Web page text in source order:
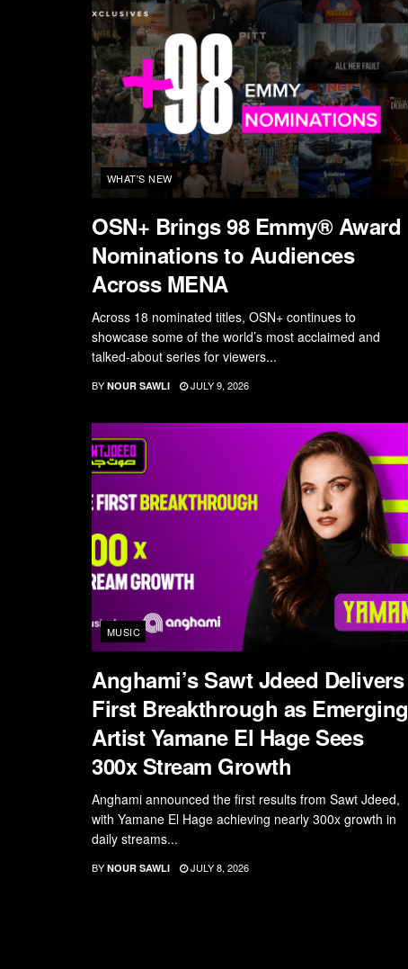
WHAT'S NEW
OSN+ Brings 98 Emmy® Award
Nominations to Audiences
Across MENA
Across 18 nominated titles, OSN+ continues to
showcase some of the world’s most acclaimed and
talked-about series for viewers...
BY NOUR SAWLI JULY 9, 2026
MUSIC
Anghami’s Sawt Jdeed Delivers
First Breakthrough as Emerging
Artist Yamane El Hage Sees
300x Stream Growth
Anghami announced the first results from Sawt Jdeed,
with Yamane El Hage achieving nearly 300x growth in
daily streams...
BY NOUR SAWLI JULY 8, 2026